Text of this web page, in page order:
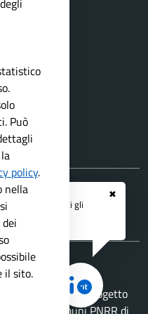
✖
IO
e ricevi tutti gli
Bedizzole è un progetto
Soluzione Comuni PNRR di
Può
policy.
nella
il sito.